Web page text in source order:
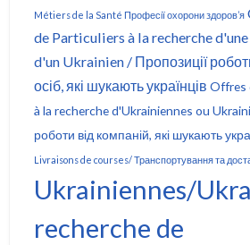
Métiers de la Santé Професії охорони здоров’я
de Particuliers à la recherche
d'un Ukrainien / Пропозиції
осіб, які шукають українців Offres
à la recherche d'Ukrainiennes ou
роботи від компаній, які шукають
Livraisons de courses/ Транспортування та
Ukrainiennes/
recherche de